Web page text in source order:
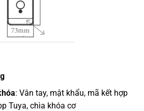
: Vân tay, mật khẩu, mã kết hợp
Tuya, chìa khóa cơ